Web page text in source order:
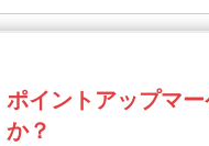
ポイントアップマ
か？